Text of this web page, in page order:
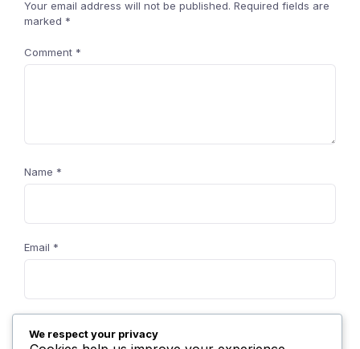
Your email address will not be published. Required fields are
marked *
Comment *
Name *
Email *
We respect your privacy